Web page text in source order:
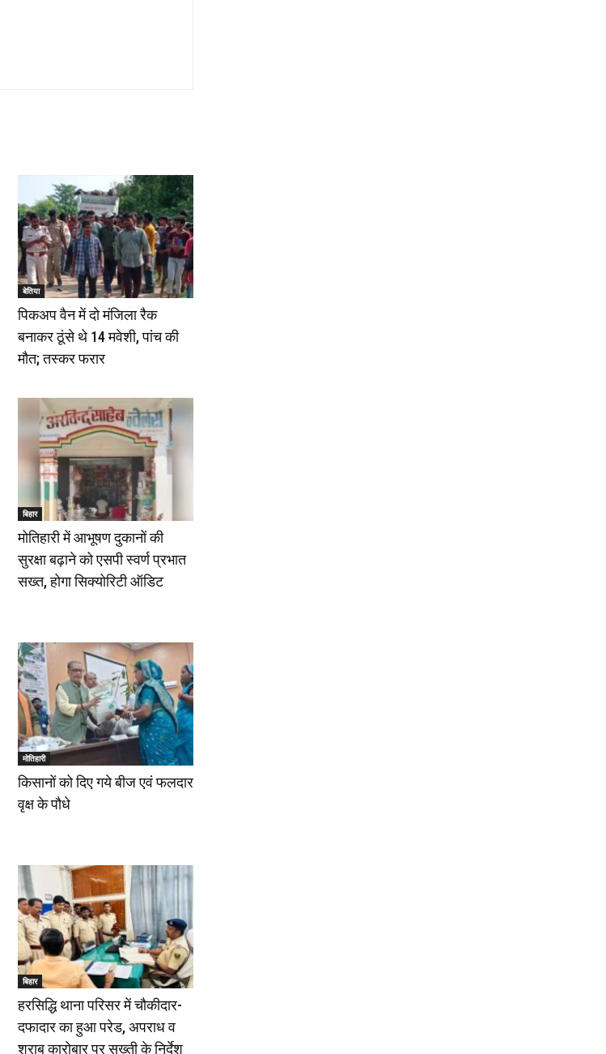
बेतिया
पिकअप वैन में दो मंजिला रैक
बनाकर ठूंसे थे 14 मवेशी, पांच की
मौत; तस्कर फरार
बिहार
मोतिहारी में आभूषण दुकानों की
सुरक्षा बढ़ाने को एसपी स्वर्ण प्रभात
सख्त, होगा सिक्योरिटी ऑडिट
मोतिहारी
किसानों को दिए गये बीज एवं फलदार
वृक्ष के पौधे
बिहार
हरसिद्धि थाना परिसर में चौकीदार-
दफादार का हुआ परेड, अपराध व
शराब कारोबार पर सख्ती के निर्देश